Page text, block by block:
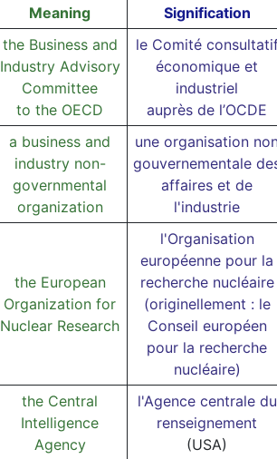
Meaning Signification
the Business and
Industry Advisory
Committee
to the OECD
le Comité
économique et
industriel
auprès de l’OCDE
a business and
industry non-
governmental
organization
une organisation
gouvernementale
affaires et de
l'industrie
the European
Organization for
Nuclear Research
l'Organisation
européenne pour la
recherche nucléaire
(originellement : le
Conseil européen
pour la recherche
nucléaire)
the Central
Intelligence
Agency
l'Agence centrale du
renseignement
(USA)